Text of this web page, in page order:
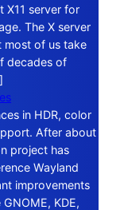
X11 server for
The X server
most of us take
decades of
in HDR, color
After about
project has
Wayland
improvements
KDE,